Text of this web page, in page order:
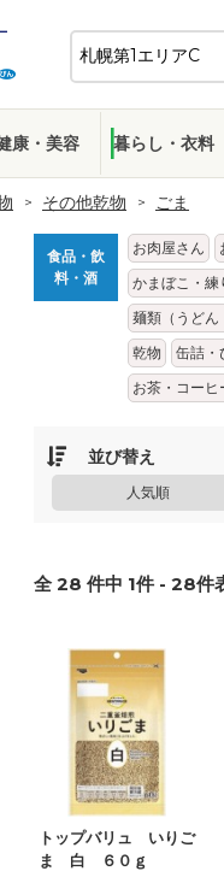
康・美容 暮らし・衣料
その他乾物 ごま
食品・飲
料・酒
お肉屋さん
かまぼこ・練
麺類（うどん
乾物
缶詰・
お茶・コー
並び替え
人気順
全28 件中 1件 - 28件
トップバリュ いりご
ま 白 ６０ｇ